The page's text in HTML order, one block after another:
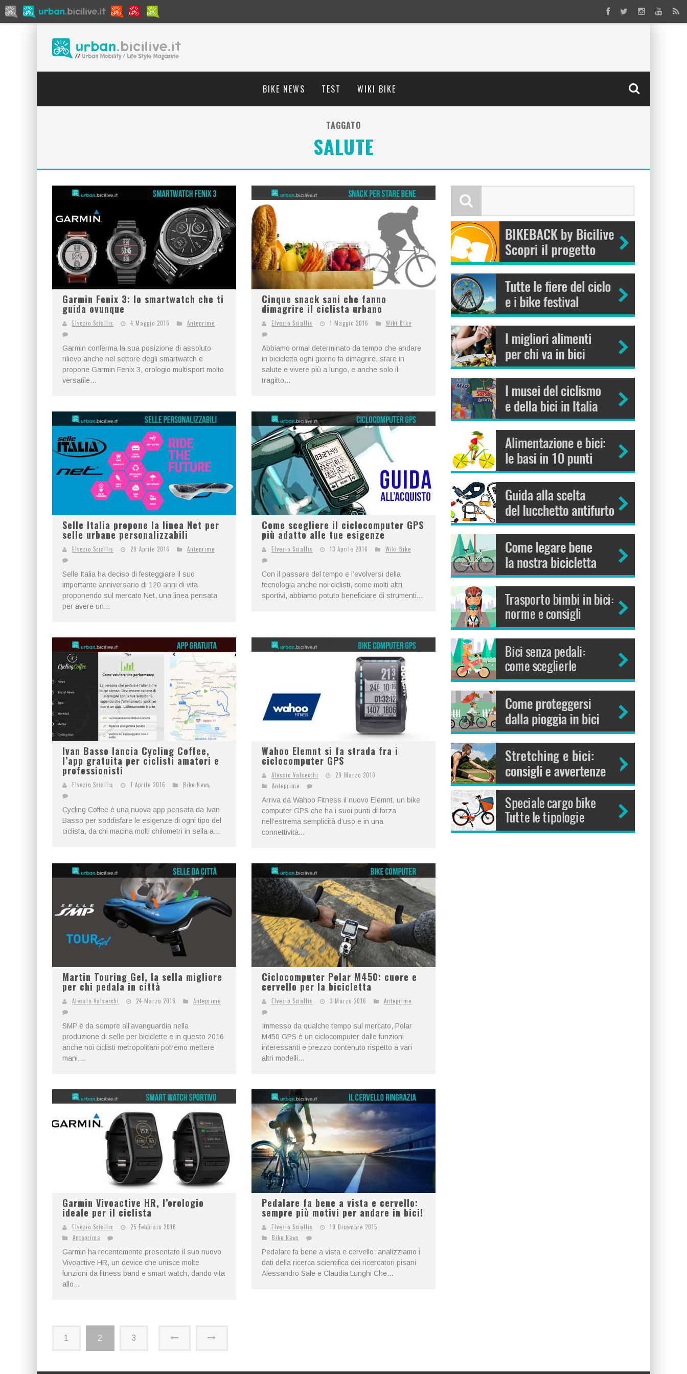
BIKE NEWS TEST WIKI BIKE
TAGGATO
SALUTE
Garmin Fenix 3: lo smartwatch che ti
guida ovunque
Elvezio Sciallis 4 Maggio 2016 Anteprime
Garmin conferma la sua posizione di assoluto
rilievo anche nel settore degli smartwatch e
propone Garmin Fenix 3, orologio multisport molto
versatile...
Cinque snack sani che fanno
dimagrire il ciclista urbano
Elvezio Sciallis 1 Maggio 2016 Wiki Bike
Abbiamo ormai determinato da tempo che andare
in bicicletta ogni giorno fa dimagrire, stare in
salute e vivere più a lungo, e anche solo il
tragitto...
Selle Italia propone la linea Net per
selle urbane personalizzabili
Elvezio Sciallis 29 Aprile 2016 Anteprime
Selle Italia ha deciso di festeggiare il suo
importante anniversario di 120 anni di vita
proponendo sul mercato Net, una linea pensata
per avere un...
Come scegliere il ciclocomputer GPS
più adatto alle tue esigenze
Elvezio Sciallis 13 Aprile 2016 Wiki Bike
Con il passare del tempo e l’evolversi della
tecnologia anche noi ciclisti, come molti altri
sportivi, abbiamo potuto beneficiare di strumenti...
Ivan Basso lancia Cycling Coffee,
l’app gratuita per ciclisti amatori e
professionisti
Elvezio Sciallis 1 Aprile 2016 Bike News
Cycling Coffee è una nuova app pensata da Ivan
Basso per soddisfare le esigenze di ogni tipo del
ciclista, da chi macina molti chilometri in sella a...
Wahoo Elemnt si fa strada fra i
ciclocomputer GPS
Alessio Valsecchi
29 Marzo 2016
Anteprime
Arriva da Wahoo Fitness il nuovo Elemnt, un bike
computer GPS che ha i suoi punti di forza
nell’estrema semplicità d’uso e in una
connettività...
Martin Touring Gel, la sella migliore
per chi pedala in città
Alessio Valsecchi 24 Marzo 2016 Anteprime
SMP è da sempre all’avanguardia nella
produzione di selle per biciclette e in questo 2016
anche noi ciclisti metropolitani potremo mettere
mani,...
Ciclocomputer Polar M450: cuore e
cervello per la bicicletta
Elvezio Sciallis 3 Marzo 2016 Anteprime
Immesso da qualche tempo sul mercato, Polar
M450 GPS è un ciclocomputer dalle funzioni
interessanti e prezzo contenuto rispetto a vari
altri modelli...
Garmin Vivoactive HR, l’orologio
ideale per il ciclista
Elvezio Sciallis
25 Febbraio 2016
Anteprime
Garmin ha recentemente presentato il suo nuovo
Vivoactive HR, un device che unisce molte
funzioni da fitness band e smart watch, dando vita
allo...
Pedalare fa bene a vista e cervello:
sempre più motivi per andare in bici!
Elvezio Sciallis
19 Dicembre 2015
Bike News
Pedalare fa bene a vista e cervello: analizziamo i
dati della ricerca scientifica dei ricercatori pisani
Alessandro Sale e Claudia Lunghi Che...
1 2 3